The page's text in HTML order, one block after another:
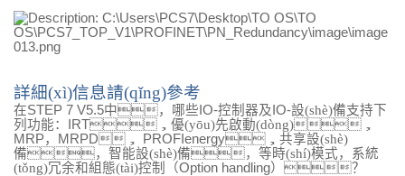
詳細(xì)信息請(qǐng)參考
在STEP 7 V5.5中，哪些 IO-控制器及 IO-設(shè)備支持下
列功能：
IRT，優(yōu)先啟動(dòng)，
MRP， MRPD， PROFIenergy，共享設(shè)
備，智能設(shè)備，等時(shí)模式，系統
(tǒng)冗余和組態(tài)控制（Option handling）？